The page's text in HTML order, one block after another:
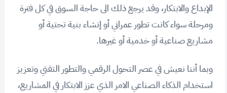
الإبداع والابتكار، وقد يرجع ذلك الى حاجة السوق في كل فترة
ومرحلة سواء كانت تطور عمراني أو إنشاء بنية تحتية أو
مشاريع صناعية أو خدمية أو غيرها.
وبما أننا نعيش في عصر التحول الرقمي والتطور التقني وتعزيز
استخدام الذكاء الصناعي الامر الذي عزز الابتكار في المشاريع،